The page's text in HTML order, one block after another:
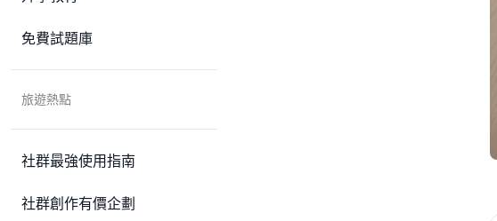
免費試題庫
旅遊熱點
社群最強使用指南
社群創作有價企劃